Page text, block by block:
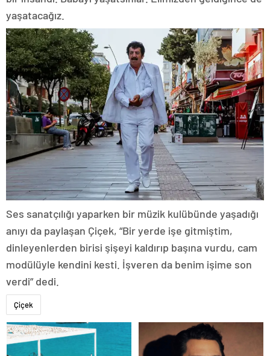
yaşatacağız.
Ses sanatçılığı yaparken bir müzik kulübünde yaşadığı
anıyı da paylaşan Çiçek, “Bir yerde işe gitmiştim,
dinleyenlerden birisi şişeyi kaldırıp başına vurdu, cam
modülüyle kendini kesti. İşveren da benim işime son
verdi” dedi.
Çiçek